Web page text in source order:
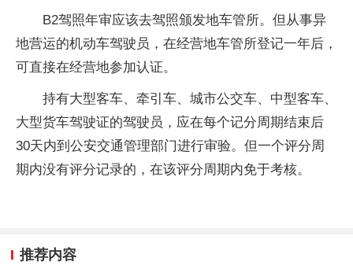
B2驾照年审应该去驾照颁发地车管所。但从事异
地营运的机动车驾驶员，在经营地车管所登记一年后，
可直接在经营地参加认证。
持有大型客车、牵引车、城市公交车、中型客车、
大型货车驾驶证的驾驶员，应在每个记分周期结束后
30天内到公安交通管理部门进行审验。但一个评分周
期内没有评分记录的，在该评分周期内免于考核。
推荐内容